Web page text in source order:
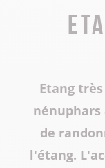
Etang
nénuphars
de
l'étang.